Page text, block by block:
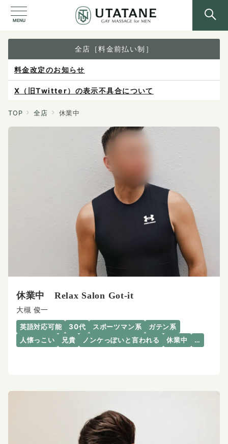
MENU
全店［料金前払い制］
料金改定のお知らせ
X（旧Twitter）の表示不具合について
ご予約は各店へ直接お問い合わせください。
料金は当日施術前にお支払いください。
TOP 全店 休業中
休業中 Relax Salon Got-it
大槻 俊一
英語対応可能 30代 スポーツマン系
ガテン系
人懐っこい
兄貴 ノンケっぽいと言われる 休業中 …